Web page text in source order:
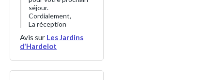
séjour.
Cordialement,
La réception
Avis sur Les Jardins
d'Hardelot